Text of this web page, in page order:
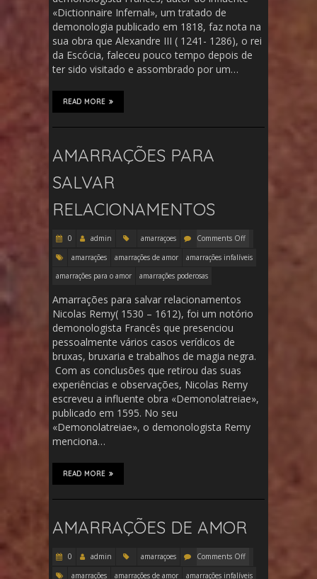
«Dictionnaire Infernal», um tratado de
demonologia publicado em 1818, faz nota na
sua obra que Alexandre III ( 1241- 1286), o rei
da Escócia, faleceu pouco tempo depois de
ter sido visitado e assombrado por um…
READ MORE
AMARRAÇÕES PARA
SALVAR
RELACIONAMENTOS
0 admin amarraçoes
Comments Off
amarrações
amarrações de amor
amarrações infalíveis
amarrações para o amor
amarrações poderosas
Amarrações para salvar relacionamentos
Nicolas Remy( 1530 – 1612), foi um notório
demonologista Francês que presenciou
pessoalmente vários casos verídicos de
bruxas, bruxaria e trabalhos de magia negra.
Com as conclusões que retirou das suas
experiências e observações, Nicolas Remy
escreveu a influente obra «Demonolatreiae»,
publicado em 1595. No seu
«Demonolatreiae», o demonologista Remy
menciona…
READ MORE
AMARRAÇÕES DE AMOR
0 admin amarraçoes
Comments Off
amarrações
amarrações de amor amarrações infalíveis